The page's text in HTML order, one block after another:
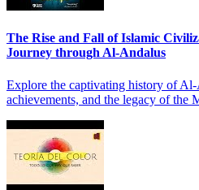
The Rise and Fall of Islamic
Journey through Al-Andalus
Explore the captivating history of
achievements, and the legacy of the